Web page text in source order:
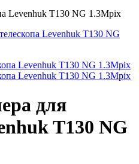
Levenhuk T130 NG 1.3Mpix
для
T130 NG